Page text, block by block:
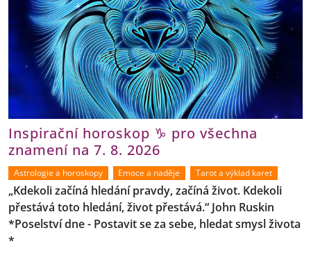
Inspirační horoskop ♑ pro všechna
znamení na 7. 8. 2026
Astrologie a horoskopy Emoce a naděje Tarot a výklad karet
„Kdekoli začíná hledání pravdy, začíná život. Kdekoli
přestává toto hledání, život přestává.“ John Ruskin
*Poselství dne - Postavit se za sebe, hledat smysl života
*